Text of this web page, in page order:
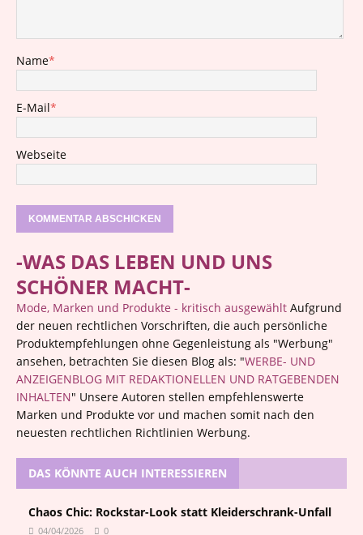
Name*
E-Mail*
Webseite
-WAS DAS LEBEN UND UNS
SCHÖNER MACHT-
Mode, Marken und Produkte - kritisch ausgewählt Aufgrund
der neuen rechtlichen Vorschriften, die auch persönliche
Produktempfehlungen ohne Gegenleistung als "Werbung"
ansehen, betrachten Sie diesen Blog als: "WERBE- UND
ANZEIGENBLOG MIT REDAKTIONELLEN UND RATGEBENDEN
INHALTEN" Unsere Autoren stellen empfehlenswerte
Marken und Produkte vor und machen somit nach den
neuesten rechtlichen Richtlinien Werbung.
DAS KÖNNTE AUCH INTERESSIEREN
Chaos Chic: Rockstar-Look statt Kleiderschrank-Unfall
04/04/2026 0